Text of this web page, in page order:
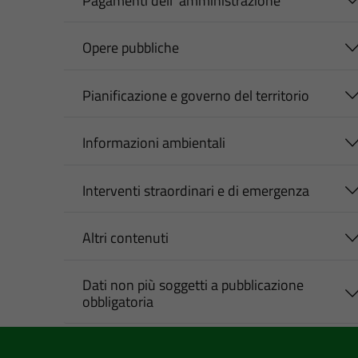
Opere pubbliche
Pianificazione e governo del territorio
Informazioni ambientali
Interventi straordinari e di emergenza
Altri contenuti
Dati non più soggetti a pubblicazione
obbligatoria